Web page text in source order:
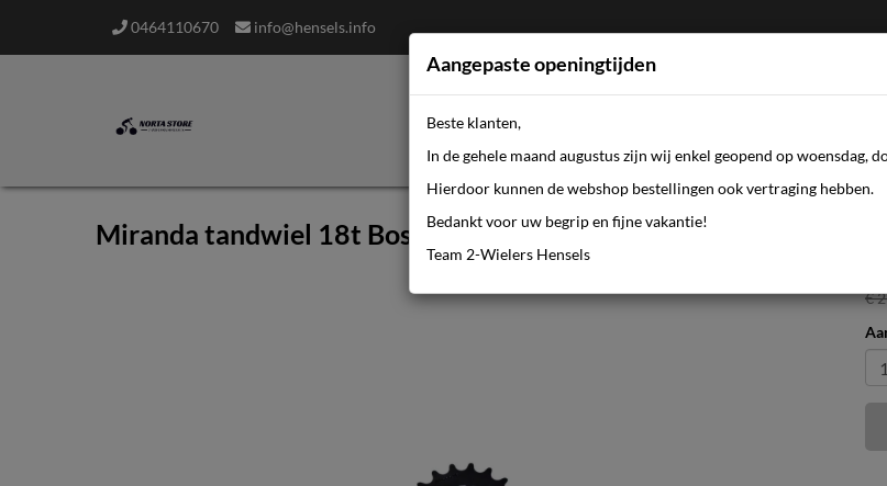
0464110670 info@hensels.info
Miranda tandwiel 18t Bosch 2
€
Aangepaste openingtijden
Beste klanten,
In de gehele maand augustus zijn wij enkel geopend op woensdag,
Hierdoor kunnen de webshop bestellingen ook vertraging hebben.
Bedankt voor uw begrip en fijne vakantie!
Team 2-Wielers Hensels